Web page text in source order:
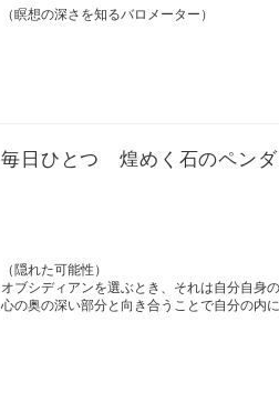
（瞑想の深さを知るバロメーター）
毎日ひとつ 煌めく石のペン
（隠れた可能性）
オブシディアンを選ぶとき、それは自分自身
心の奥の深い部分と向き合うことで自分の内